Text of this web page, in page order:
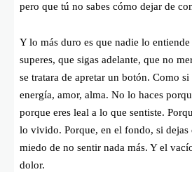
pero que tú no sabes cómo dejar de
Y lo más duro es que nadie lo
superes, que sigas adelante, que no
se tratara de apretar un botón. Como
energía, amor, alma. No lo haces
porque eres leal a lo que sentiste.
lo vivido. Porque, en el fondo, si dejas
miedo de no sentir nada más. Y el
dolor.